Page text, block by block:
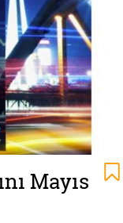
Mayıs